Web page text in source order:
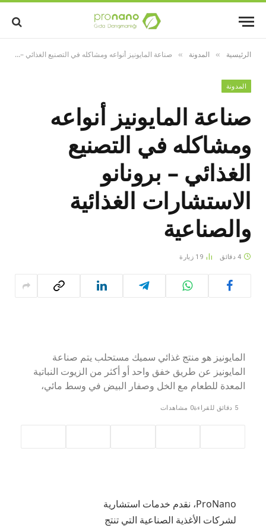
الرئيسية » المدونة » صناعة المايونيز أنواعه ومشاكله في التصنيع الغذائي – برونانو الاستشارات الغذائية والصناعية
المدونة
صناعة المايونيز أنواعه
ومشاكله في التصنيع
الغذائي – برونانو
الاستشارات الغذائية
والصناعية
4 دقائق 19 زيارة
المايونيز هو منتج غذائي سميك مستحلب يتم صناعة
المايونيز عن طريق خفق واحد أو أكثر من الزيوت النباتية
المعدة للطعام مع الخل وصفار البيض في وسط مائي،
5 دقائق للقراءة 0 مشاهدات
ProNano، نقدم خدمات استشارية
لشركات الأغذية الصناعية التي تنتج